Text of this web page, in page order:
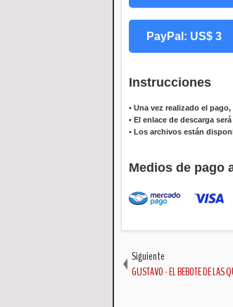
PayPal: US$ 3
Instrucciones
• Una vez realizado el
• El enlace de descarga
• Los archivos están
Medios de pago
Siguiente
GUSTAVO - EL BEBOTE DE LAS